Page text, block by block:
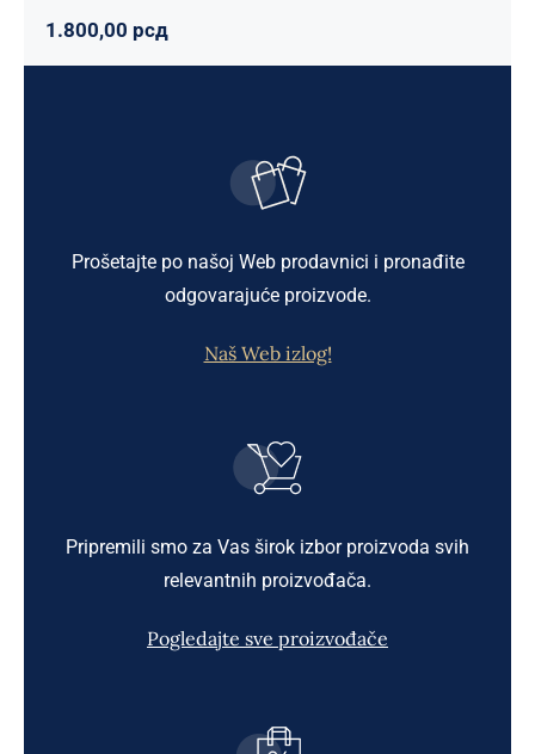
1.800,00 рсд
Prošetajte po našoj Web prodavnici i pronađite
odgovarajuće proizvode.
Naš Web izlog!
Pripremili smo za Vas širok izbor proizvoda svih
relevantnih proizvođača.
Pogledajte sve proizvođače